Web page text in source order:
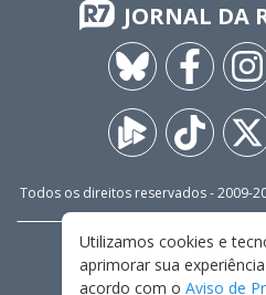
JORNAL DA
Todos os direitos reservados - 2009-
FALE
TERMOS E
Utilizamos cookies e
aprimorar sua
acordo com o Aviso de